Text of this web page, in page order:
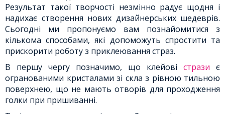
Результат такої творчості незмінно радує щодня і
надихає створення нових дизайнерських шедеврів.
Сьогодні ми пропонуємо вам познайомитися з
кількома способами, які допоможуть спростити та
прискорити роботу з приклеювання страз.
В першу чергу позначимо, що клейові стрази є
огранованими кристалами зі скла з рівною тильною
поверхнею, що не мають отворів для проходження
голки при пришиванні.